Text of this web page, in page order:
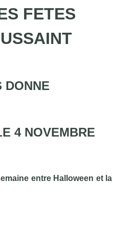
FETES
DONNE
4 NOVEMBRE
entre Halloween et la